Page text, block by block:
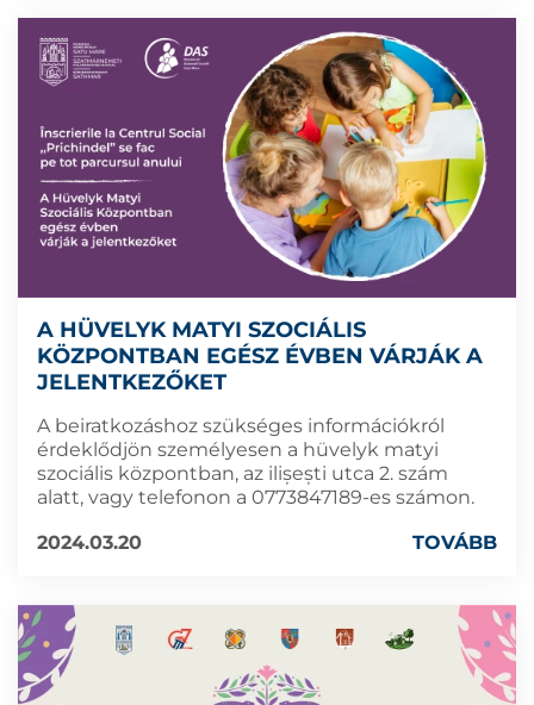
A HÜVELYK MATYI SZOCIÁLIS
KÖZPONTBAN EGÉSZ ÉVBEN VÁRJÁK A
JELENTKEZŐKET
A beiratkozáshoz szükséges információkról
érdeklődjön személyesen a hüvelyk matyi
szociális központban, az ilișești utca 2. szám
alatt, vagy telefonon a 0773847189-es számon.
2024.03.20
TOVÁBB